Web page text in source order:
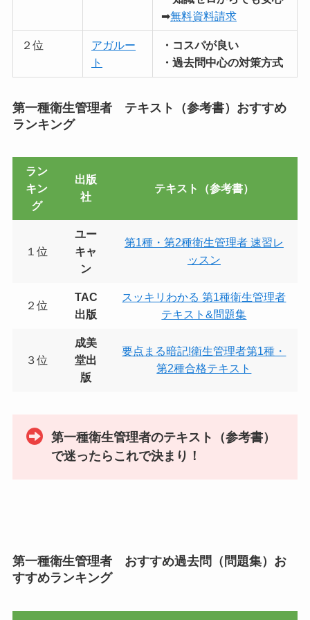
➡無料資料請求
２位
アガルー
ト
・コスパが良い
・過去問中心の対策方式
第一種衛生管理者 テキスト（参考書）おすすめ
ランキング
ラン
キン
グ
出版
社
テキスト（参考書）
１位
ユー
キャ
ン
第1種・第2種衛生管理者 速習レ
ッスン
２位
TAC
出版
スッキリわかる 第1種衛生管理者
テキスト&問題集
３位
成美
堂出
版
要点まる暗記!衛生管理者第1種・
第2種合格テキスト
第一種衛生管理者のテキスト（参考書）
で迷ったらこれで決まり！
第一種衛生管理者 おすすめ過去問（問題集）お
すすめランキング